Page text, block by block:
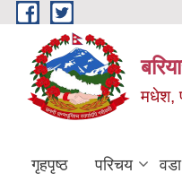
Skip to main content
मधेश,
गृहपृष्ठ परिचय